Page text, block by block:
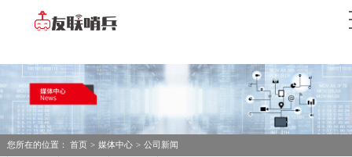
您所在的位置： 首页 > 媒体中心 > 公司新闻